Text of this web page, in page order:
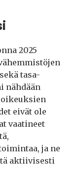
2025
tasa-
nähdään
eivät ole
vaatineet
ja ne
aktiivisesti